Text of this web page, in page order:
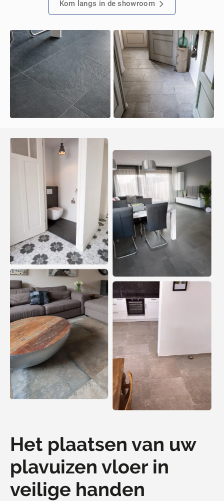
Kom langs in de showroom
Het plaatsen van uw
plavuizen vloer in
veilige handen